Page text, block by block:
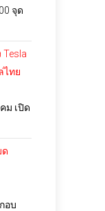
จุด
ไทย
ม เปิด
ด
อบ